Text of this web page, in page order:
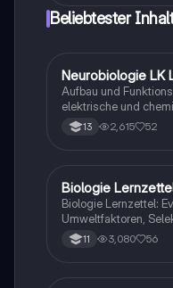
klaren Überblick über
Beliebtester
Biologie
Neurobiologie LK
Aufbau und
elektrische und
Ruhepotential
13 2,615 52
Biologie
Biologie
Biologie Lernzettel:
Umweltfaktoren,
Klimaregeln,
11 3,080 56